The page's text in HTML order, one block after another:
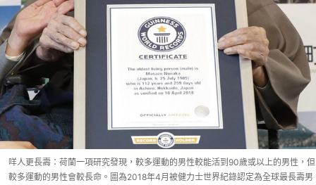
咩人更長壽：荷蘭一項研究發現，較多運動的男性較能活到90歲或以上的男性，但
較多運動的男性會較長命。圖為2018年4月被健力士世界紀錄認定為全球最長壽男